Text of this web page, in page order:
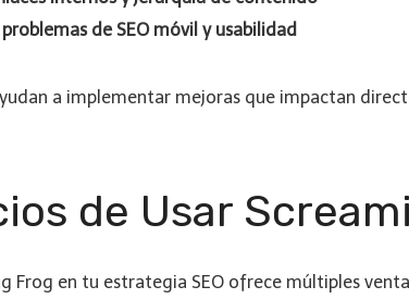
de SEO móvil y usabilidad
a implementar mejoras que impactan
de Usar
Frog en tu estrategia SEO ofrece múltiples